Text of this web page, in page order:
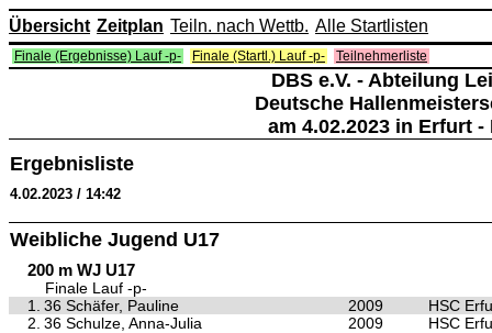
Übersicht Zeitplan Teiln. nach Wettb. Alle Startlisten
Finale (Ergebnisse) Lauf -p- Finale (Startl.) Lauf -p- Teilnehmerliste
DBS e.V. - Abteilung
Deutsche
am 4.02.2023 in Erfurt
Ergebnisliste
4.02.2023 / 14:42
Weibliche Jugend U17
200 m WJ U17
Finale Lauf -p-
1.
36 Schäfer, Pauline 2009
HSC
2. 36 Schulze, Anna-Julia 2009 HSC